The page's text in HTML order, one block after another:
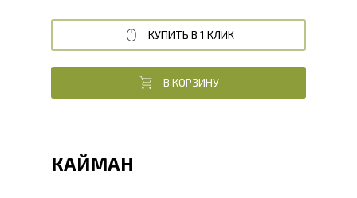
КУПИТЬ В 1 КЛИК
В КОРЗИНУ
КАЙМАН